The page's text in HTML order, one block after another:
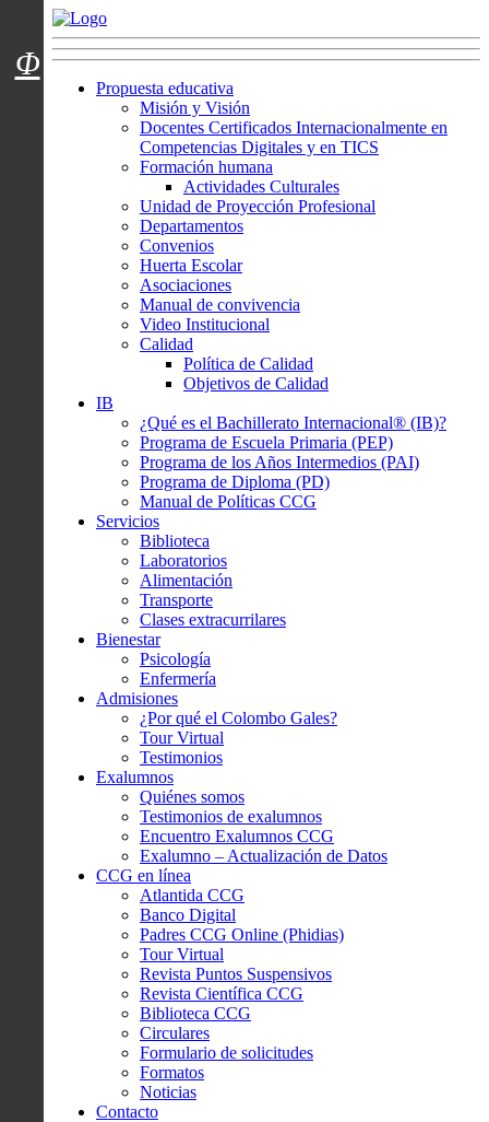
Menú usuarios
Propuesta educativa
Misión y Visión
Docentes Certificados Internacionalmente en
Competencias Digitales y en TICS
Formación humana
Actividades Culturales
Unidad de Proyección Profesional
Departamentos
Convenios
Huerta Escolar
Asociaciones
Manual de convivencia
Video Institucional
Calidad
Política de Calidad
Objetivos de Calidad
IB
¿Qué es el Bachillerato Internacional® (IB)?
Programa de Escuela Primaria (PEP)
Programa de los Años Intermedios (PAI)
Programa de Diploma (PD)
Manual de Políticas CCG
Servicios
Biblioteca
Laboratorios
Alimentación
Transporte
Clases extracurrilares
Bienestar
Psicología
Enfermería
Admisiones
¿Por qué el Colombo Gales?
Tour Virtual
Testimonios
Exalumnos
Quiénes somos
Testimonios de exalumnos
Encuentro Exalumnos CCG
Exalumno – Actualización de Datos
CCG en línea
Atlantida CCG
Banco Digital
Padres CCG Online (Phidias)
Tour Virtual
Revista Puntos Suspensivos
Revista Científica CCG
Biblioteca CCG
Circulares
Formulario de solicitudes
Formatos
Noticias
Contacto
Φ